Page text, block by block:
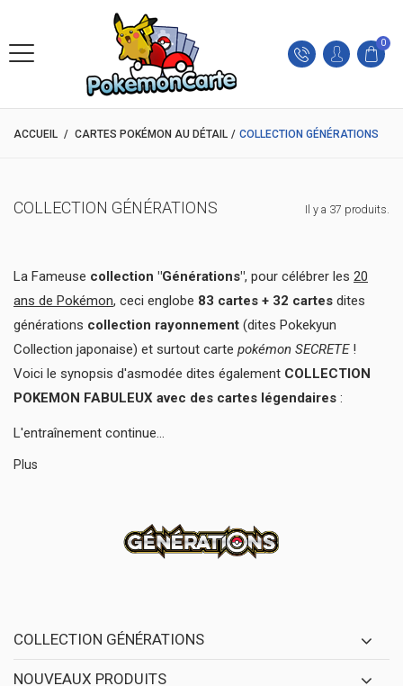
0
ACCUEIL / CARTES POKÉMON AU DÉTAIL / COLLECTION GÉNÉRATIONS
COLLECTION GÉNÉRATIONS Il y a 37 produits.
La Fameuse collection "Générations", pour célébrer les 20
ans de Pokémon, ceci englobe 83 cartes + 32 cartes dites
générations collection rayonnement (dites Pokekyun
Collection japonaise) et surtout carte pokémon SECRETE!
Voici le synopsis d'asmodée dites également COLLECTION
POKEMON FABULEUX avec des cartes légendaires :
L'entraînement continue...
Plus
COLLECTION GÉNÉRATIONS
NOUVEAUX PRODUITS